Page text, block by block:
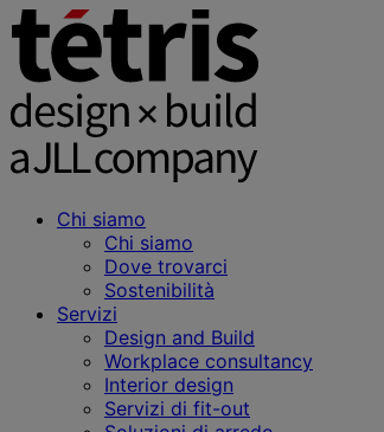
Chi siamo
Chi siamo
Dove trovarci
Sostenibilità
Servizi
Design and Build
Workplace consultancy
Interior design
Servizi di fit-out